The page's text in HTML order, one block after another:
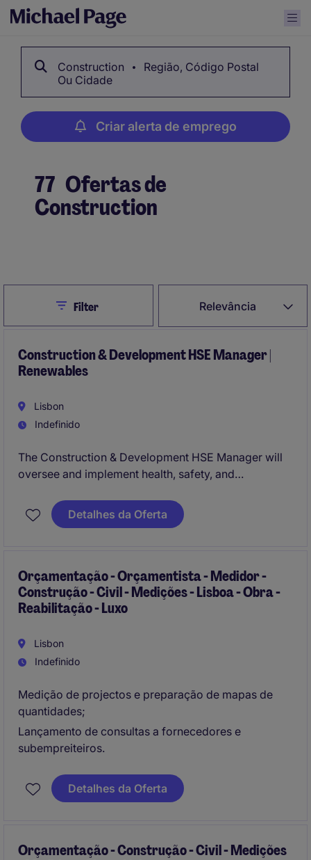
Construction
Região, Código Postal
Ou Cidade
Criar alerta de emprego
77 Ofertas de
Construction
Relevância
CloseFilter
Construction & Development HSE Manager |
Renewables
Lisbon
Indefinido
The Construction & Development HSE Manager will
oversee and implement health, safety, and
projects. This role requires expertise in compliance
and risk management to ensure safe operations and
Detalhes da Oferta
Orçamentação - Orçamentista - Medidor -
Construção - Civil - Medições - Lisboa - Obra -
Reabilitação - Luxo
Lisbon
Indefinido
Medição de projectos e preparação de mapas de
quantidades;
Lançamento de consultas a fornecedores e
subempreiteiros.
Detalhes da Oferta
Orçamentação - Construção - Civil - Medições